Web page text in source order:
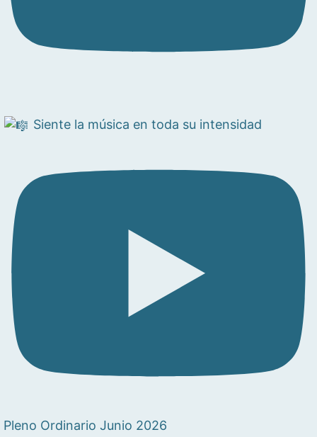
Siente la música en toda su intensidad
Pleno Ordinario Junio 2026